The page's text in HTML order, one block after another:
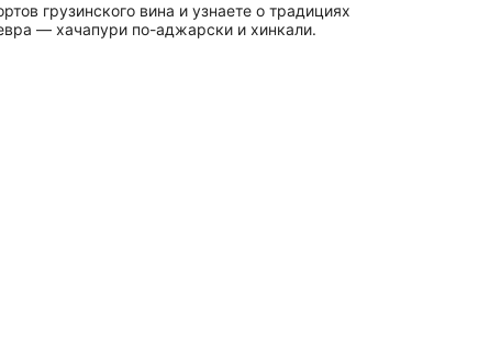
грузинского вина и узнаете о традициях
— хачапури по-аджарски и хинкали.